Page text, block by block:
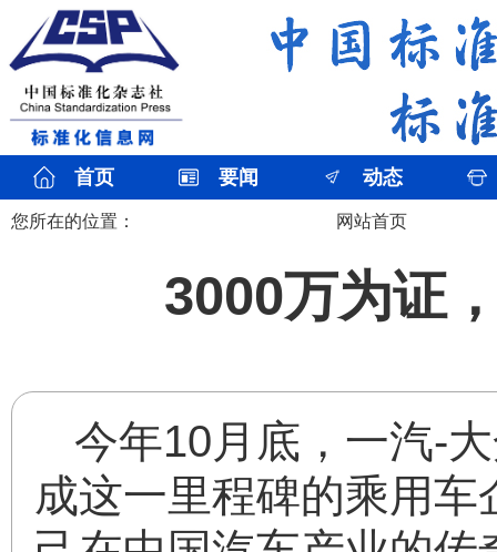
首页 要闻 动态
您所在的位置： 网站首页
3000万为证
今年10月底，一汽-
成这一里程碑的乘用